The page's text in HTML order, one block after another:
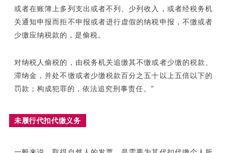
或者在账簿上多列支出或者不列、少列收入，或者经税务机
关通知申报而拒不申报或者进行虚假的纳税申报，不缴或者
少缴应纳税款的，是偷税。
对纳税人偷税的，由税务机关追缴其不缴或者少缴的税款、
滞纳金，并处不缴或者少缴税款百分之五十以上五倍以下的
罚款；构成犯罪的，依法追究刑事责任。”
未履行代扣代缴义务